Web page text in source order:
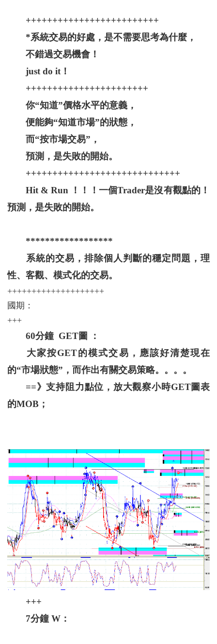
+++++++++++++++++++++++++
*系統交易的好處，是不需要思考為什麼，
不錯過交易機會！
just do it！
+++++++++++++++++++++++
你“知道”價格水平的意義，
便能夠“知道市場”的狀態，
而“按市場交易”，
預測，是失敗的開始。
+++++++++++++++++++++++++++++
Hit & Run ！！！一個Trader是沒有觀點的！
預測，是失敗的開始。
******************
系統的交易，排除個人判斷的穩定問題，理
性、客觀、模式化的交易。
++++++++++++++++++++
國期：
+++
60分鐘 GET圖 ：
大家按GET的模式交易，應該好清楚現在
的“市場狀態”，而作出有關交易策略。。。。
==》支持阻力點位，放大觀察小時GET圖表
的MOB；
+++
7分鐘 W：